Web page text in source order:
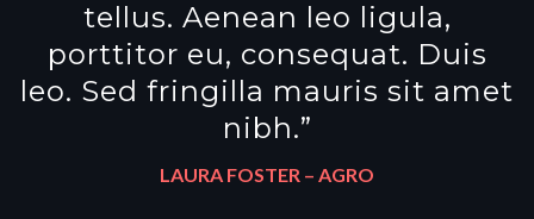
tellus. Aenean leo ligula,
porttitor eu, consequat. Duis
leo. Sed fringilla mauris sit amet
nibh.”
LAURA FOSTER – AGRO